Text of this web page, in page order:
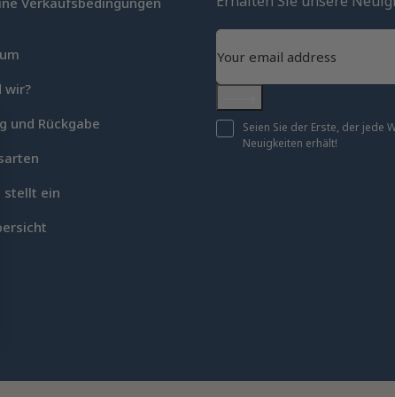
an
individuell zu gestalten und zu verwalten, um die
wir?
und Rückgabe
stellt ein
Abonnieren
Seien Sie der Erste, der jede
Neuigkeiten erhält!